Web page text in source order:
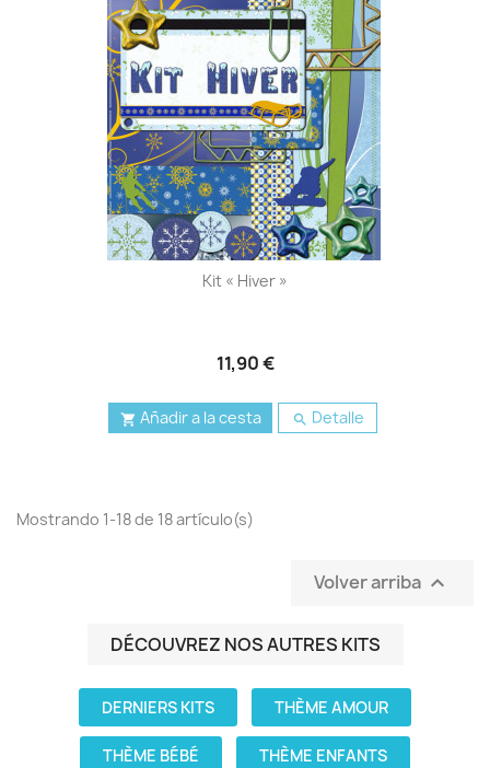
Kit « Hiver »
11,90 €
 Añadir a la cesta  Detalle
Mostrando 1-18 de 18 artículo(s)
Volver arriba 
DÉCOUVREZ NOS AUTRES KITS
DERNIERS KITS THÈME AMOUR
THÈME BÉBÉ THÈME ENFANTS